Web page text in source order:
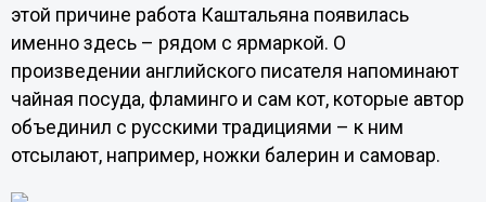
этой причине работа Каштальяна появилась
именно здесь – рядом с ярмаркой. О
произведении английского писателя напоминают
чайная посуда, фламинго и сам кот, которые автор
объединил с русскими традициями – к ним
отсылают, например, ножки балерин и самовар.